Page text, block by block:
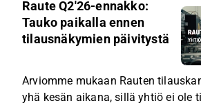
3.55
Raute Q2'26-ennakko:
Tauko paikalla ennen
tilausnäkymien päivitystä
Arviomme mukaan Rauten
yhä kesän aikana, sillä yhtiö ei ole